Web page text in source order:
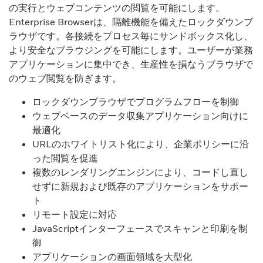
の実行とウェブコンテンツの閲覧を可能にします。
Enterprise Browserは、隔離機能を備えたロックダウンブ
ラウザです。各接続をプロセス毎にサンドボックス化し、
より安全なブラウジングを可能にします。ユーザーが業務
アプリケーションに集中でき、生産性を損なうブラウザで
のウェブ閲覧を防ぎます。
ロックダウンブラウザでプログラムフローを制御
ウェブベースのデータ収集アプリケーション向けに
最適化
URLのホワイトリスト化により、企業ポリシーに沿
った閲覧を促進
複数のレンダリングエンジンにより、コードし直し
せずに新規および既存のアプリケーションをサポー
ト
リモート設定に対応
JavaScriptインターフェースでスキャンと印刷を制
御
アプリケーションの画面領域を大型化